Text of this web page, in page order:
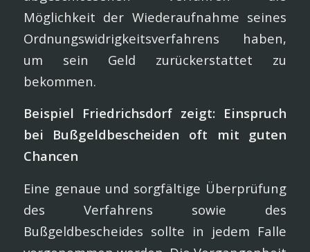
Möglichkeit der Wiederaufnahme seines
Ordnungswidrigkeitsverfahrens haben,
um sein Geld zurückerstattet zu
bekommen.
Beispiel Friedrichsdorf zeigt: Einspruch
bei Bußgeldbescheiden oft mit guten
Chancen
Eine genaue und sorgfältige Überprüfung
des Verfahrens sowie des
Bußgeldbescheides sollte in jedem Falle